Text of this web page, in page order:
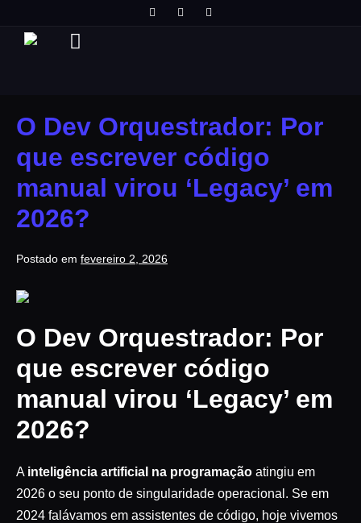
O Dev Orquestrador: Por
que escrever código
manual virou ‘Legacy’ em
2026?
Postado em fevereiro 2, 2026
O Dev Orquestrador: Por
que escrever código
manual virou ‘Legacy’ em
2026?
A inteligência artificial na programação atingiu em
2026 o seu ponto de singularidade operacional. Se em
2024 falávamos em assistentes de código, hoje vivemos